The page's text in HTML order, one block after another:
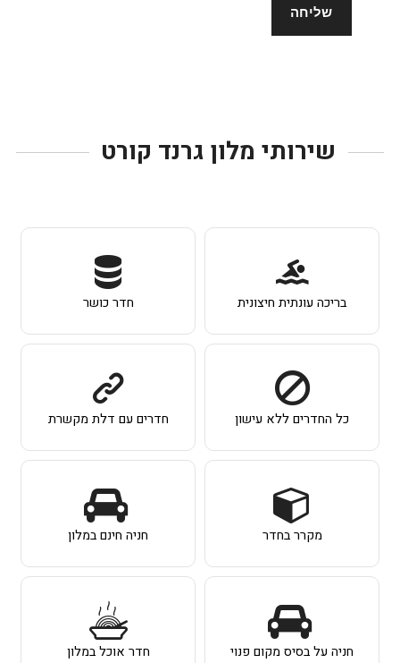
שירותי מלון גרנד קורט
בריכה עונתית חיצונית חדר כושר
כל החדרים ללא עישון חדרים עם דלת מקשרת
מקרר בחדר חניה חינם במלון
חניה על בסיס מקום פנוי חדר אוכל במלון